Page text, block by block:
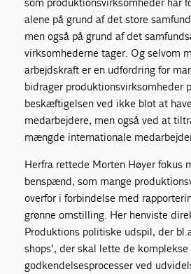
alene på grund af det store
men også på grund af det
virksomhederne tager. Og selvom
arbejdskraft er en udfordring for
bidrager produktionsvirksomheder
beskæftigelsen ved ikke blot at
medarbejdere, men også ved at
mængde internationale
Herfra rettede Morten Høyer fokus
benspænd, som mange
overfor i forbindelse med
grønne omstilling. Her henviste
Produktions politiske udspil, der
shops’, der skal lette de
godkendelsesprocesser ved